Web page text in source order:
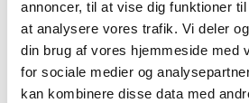
annoncer, til at vise dig funktioner
at analysere vores trafik. Vi deler
din brug af vores hjemmeside med
for sociale medier og
kan kombinere disse data med
dette møde.